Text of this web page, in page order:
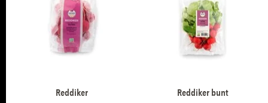
Reddiker Reddiker bunt